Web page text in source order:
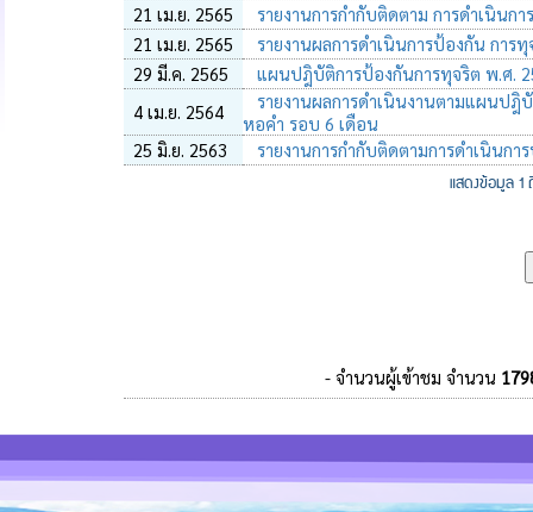
21 เม.ย. 2565
รายงานการกำกับติดตาม การดำเนินก
21 เม.ย. 2565
รายงานผลการดำเนินการป้องกัน การ
29 มี.ค. 2565
แผนปฎิบัติการป้องกันการทุจริต พ.ศ.
4 เม.ย. 2564
รายงานผลการดำเนินงานตามแผนปฎิ
หอคำ รอบ 6 เดือน
25 มิ.ย. 2563
รายงานการกำกับติดตามการดำเนินก
แสดงข้อมูล
- จำนวนผู้เข้าชม จำนวน